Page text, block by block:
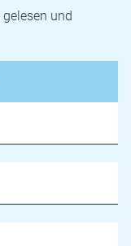
gelesen und